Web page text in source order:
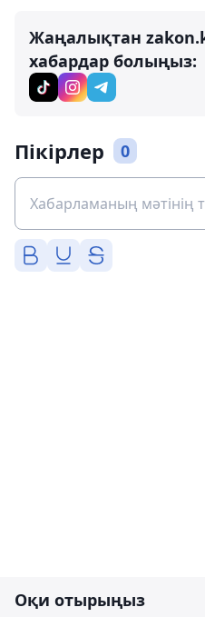
Жаңалықтан
хабардар болыңыз:
Пікірлер 0
Оқи отырыңыз